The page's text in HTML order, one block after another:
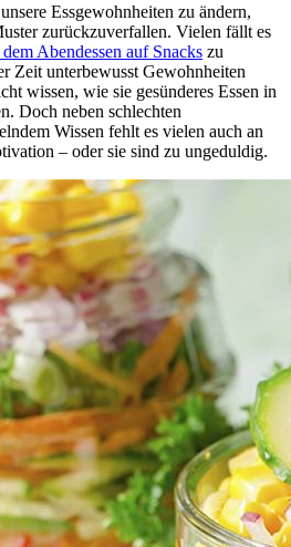
Essgewohnheiten zu ändern,
zurückzuverfallen. Vielen fällt es
Abendessen auf Snacks zu
Zeit unterbewusst Gewohnheiten
wissen, wie sie gesünderes Essen in
Doch neben schlechten
Wissen fehlt es vielen auch an
– oder sie sind zu ungeduldig.